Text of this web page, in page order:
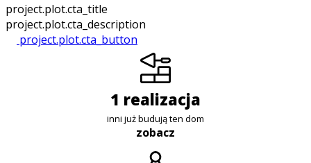
project.plot.cta_title
project.plot.cta_description
project.plot.cta_button
1 realizacja
inni już budują ten dom
zobacz